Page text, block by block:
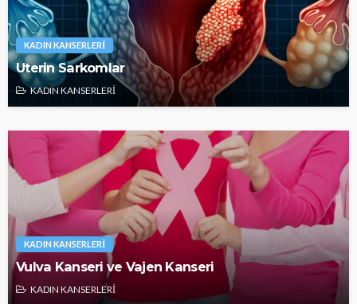
KADIN KANSERLERİ
Uterin Sarkomlar
KADIN KANSERLERİ
KADIN KANSERLERİ
Vulva Kanseri ve Vajen Kanseri
KADIN KANSERLERİ